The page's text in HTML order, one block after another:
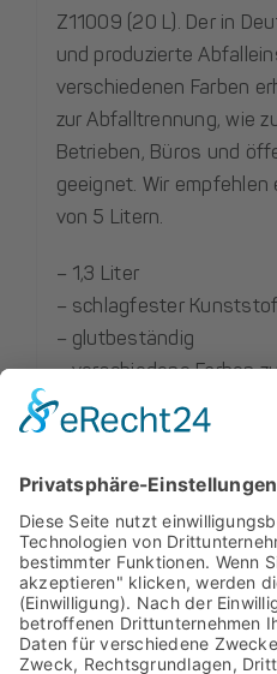
Z11009 (20 L). Der in
und produzierte
verschiedenen Farben
zur Abfalltrennung, wie
Betrieben, Büros und
geeignet. Wir empfehlen
von 5 Litern.
– 1,3 Liter
– schlagfester
– glutbeständig
– verschiedene Farben
– made in Germany
– Müllbeutelempfehlung:
Diese Produkte könnten